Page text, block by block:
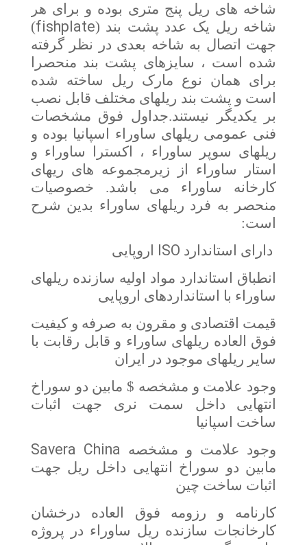
شاخه های ریل پنج متری بوده و برای هر
شاخه ریل یک عدد پشت بند (fishplate
)
جهت اتصال به شاخه بعدی در نظر گرفته
شده است ، سایزهای پشت بند منحصرا
برای همان نوع مارک ریل ساخته شده
است و پشت بند ریلهای مختلف قابل نصب
بر یکدیگر نیستند.جداول فوق مشخصات
فنی عمومی ریلهای ساوراء اسپانیا بوده و
ریلهای سوپر ساوراء ، اکسترا ساوراء و
استار ساوراء از زیرمجموعه های ریهای
کارخانه ساوراء می باشد. خصوصیات
منحصر به فرد ریلهای ساوراء بدین شرح
است:
دارای استاندارد ISO اروپایی
انطباق استاندارد مواد اولیه سازنده ریلهای
ساوراء با استانداردهای اروپایی
قیمت اقتصادی و مقرون به صرفه و کیفیت
فوق العاده ریلهای ساوراء و قابل رقابت با
سایر ریلهای موجود در ایران
وجود علامت و مشخصه $ مابین دو سوراخ
انتهایی داخل سمت نری جهت اثبات
ساخت اسپانیا
وجود علامت و مشخصه Savera China
مابین دو سوراخ انتهایی داخل ریل جهت
اثبات ساخت چین
کارنامه و رزومه فوق العاده درخشان
کارخانجات سازنده ریل ساوراء در پروژه